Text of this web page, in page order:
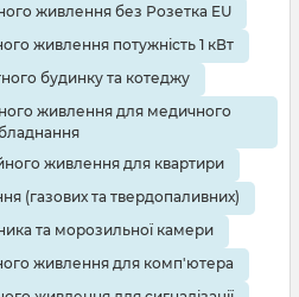
живлення без Розетка EU
живлення потужність 1 кВт
будинку та котеджу
живлення для медичного
живлення для квартири
(газових та твердопаливних)
та морозильної камери
живлення для комп'ютера